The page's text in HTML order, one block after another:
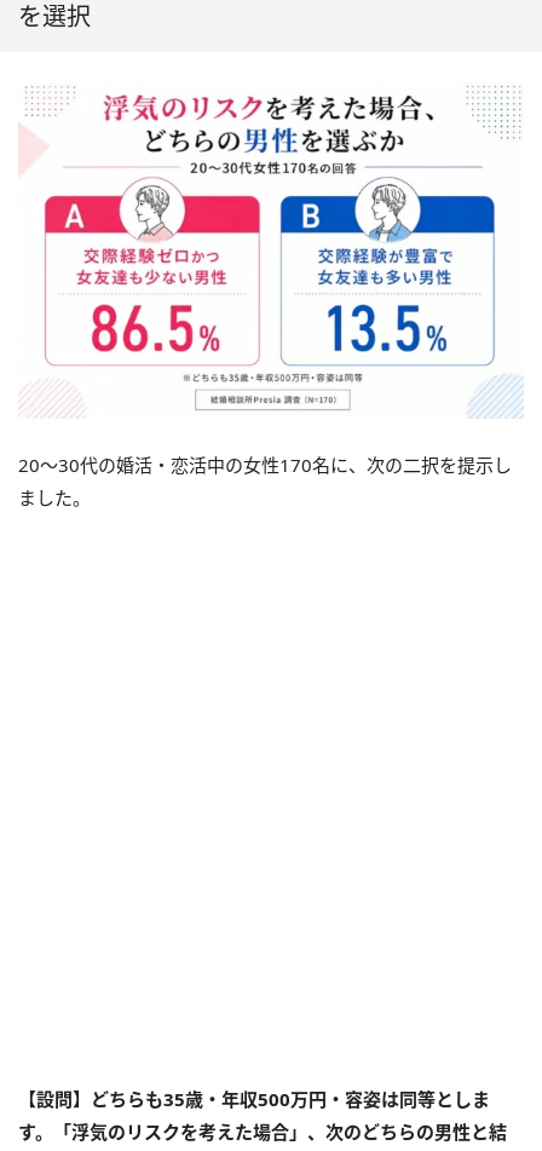
を選択
20〜30代の婚活・恋活中の女性170名に、次の二択を提示し
ました。
【設問】どちらも35歳・年収500万円・容姿は同等としま
す。「浮気のリスクを考えた場合」、次のどちらの男性と結